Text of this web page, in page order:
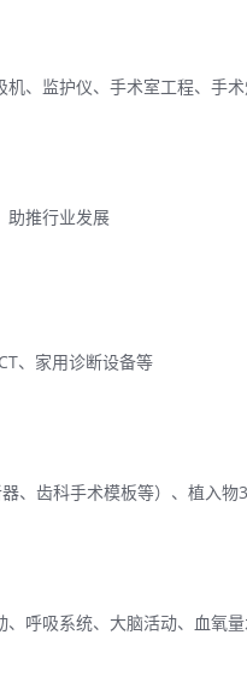
、监护仪、手术室工程、手
推行业发展
、家用诊断设备等
、齿科手术模板等）、植入
呼吸系统、大脑活动、血氧